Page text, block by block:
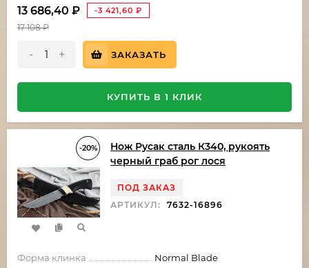
13 686,40 ₽ -3 421,60 ₽
17 108₽
- + ЗАКАЗАТЬ
КУПИТЬ В 1 КЛИК
-20%
Нож Русак сталь К340, рукоять
черный граб рог лося
ПОД ЗАКАЗ
АРТИКУЛ:
7632-16896
Форма клинка
Normal Blade